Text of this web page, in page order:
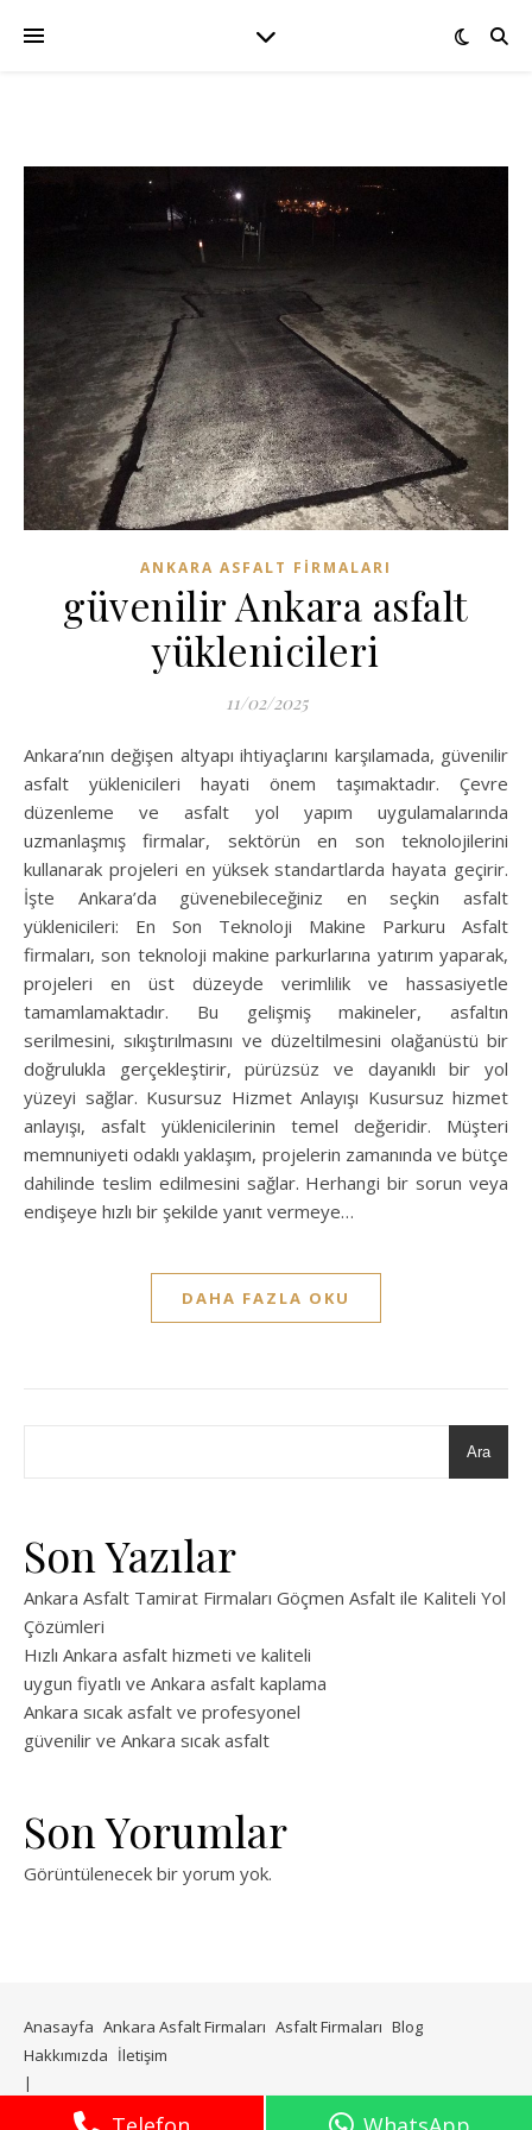
ANKARA ASFALT FIRMALARI
güvenilir Ankara asfalt
yüklenicileri
11/02/2025
Ankara’nın değişen altyapı ihtiyaçlarını karşılamada, güvenilir
asfalt yüklenicileri hayati önem taşımaktadır. Çevre
düzenleme ve asfalt yol yapım uygulamalarında
uzmanlaşmış firmalar, sektörün en son teknolojilerini
kullanarak projeleri en yüksek standartlarda hayata geçirir.
İşte Ankara’da güvenebileceğiniz en seçkin asfalt
yüklenicileri: En Son Teknoloji Makine Parkuru Asfalt
firmaları, son teknoloji makine parkurlarına yatırım yaparak,
projeleri en üst düzeyde verimlilik ve hassasiyetle
tamamlamaktadır. Bu gelişmiş makineler, asfaltın
serilmesini, sıkıştırılmasını ve düzeltilmesini olağanüstü bir
doğrulukla gerçekleştirir, pürüzsüz ve dayanıklı bir yol
yüzeyi sağlar. Kusursuz Hizmet Anlayışı Kusursuz hizmet
anlayışı, asfalt yüklenicilerinin temel değeridir. Müşteri
memnuniyeti odaklı yaklaşım, projelerin zamanında ve bütçe
dahilinde teslim edilmesini sağlar. Herhangi bir sorun veya
endişeye hızlı bir şekilde yanıt vermeye…
DAHA FAZLA OKU
Ara
Son Yazılar
Ankara Asfalt Tamirat Firmaları Göçmen Asfalt ile Kaliteli Yol
Çözümleri
Hızlı Ankara asfalt hizmeti ve kaliteli
uygun fiyatlı ve Ankara asfalt kaplama
Ankara sıcak asfalt ve profesyonel
güvenilir ve Ankara sıcak asfalt
Son Yorumlar
Görüntülenecek bir yorum yok.
Anasayfa Ankara Asfalt Firmaları Asfalt Firmaları Blog
Hakkımızda İletişim
tarafından Ashe teması.